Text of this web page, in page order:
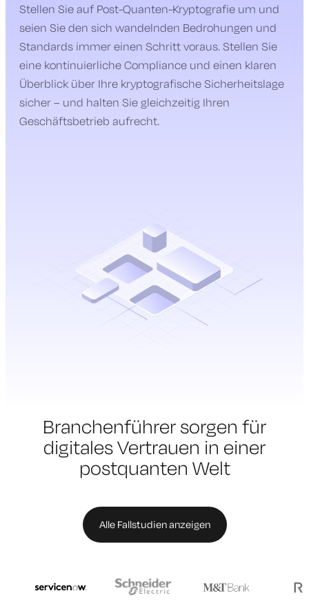
Stellen Sie auf Post-Quanten-Kryptografie um und
seien Sie den sich wandelnden Bedrohungen und
Standards immer einen Schritt voraus. Stellen Sie
eine kontinuierliche Compliance und einen klaren
Überblick über Ihre kryptografische Sicherheitslage
sicher – und halten Sie gleichzeitig Ihren
Geschäftsbetrieb aufrecht.
Branchenführer sorgen für
digitales Vertrauen in einer
postquanten Welt
Alle Fallstudien anzeigen